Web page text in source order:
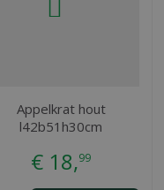
Appelkrat hout
l42b51h30cm
€ 18,99